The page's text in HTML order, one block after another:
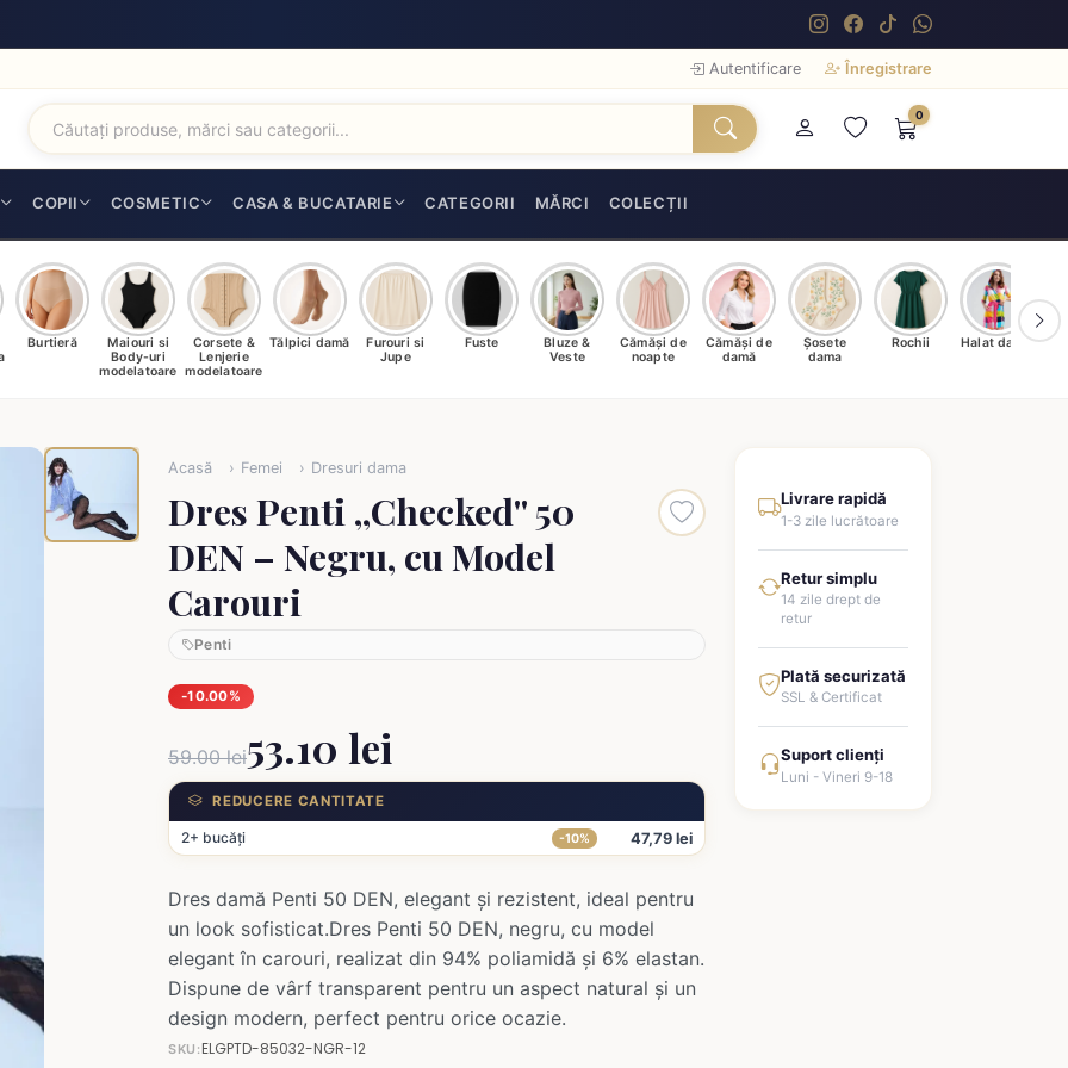
Autentificare Înregistrare
0
COPII COSMETIC CASA & BUCATARIE CATEGORII MĂRCI COLECȚII
Burtieră
Maiouri si
Body-uri
modelatoare
Corsete &
Lenjerie
modelatoare
Tălpici damă
Furouri si
Jupe
Fuste
Bluze &
Veste
Cămăși de
noapte
Cămăși de
damă
Șosete
dama
Rochii Halat damă
Acasă Femei Dresuri dama
Dres Penti ,,Checked'' 50
DEN – Negru, cu Model
Carouri
Penti
-10.00%
59.00 lei53.10 lei
REDUCERE CANTITATE
2+ bucăți -10% 47,79 lei
Dres damă Penti 50 DEN, elegant și rezistent, ideal pentru
un look sofisticat.Dres Penti 50 DEN, negru, cu model
elegant în carouri, realizat din 94% poliamidă și 6% elastan.
Dispune de vârf transparent pentru un aspect natural și un
design modern, perfect pentru orice ocazie.
SKU:ELGPTD-85032-NGR-12
Livrare rapidă
1-3 zile lucrătoare
Retur simplu
14 zile drept de
retur
Plată securizată
SSL & Certificat
Suport clienți
Luni - Vineri 9-18